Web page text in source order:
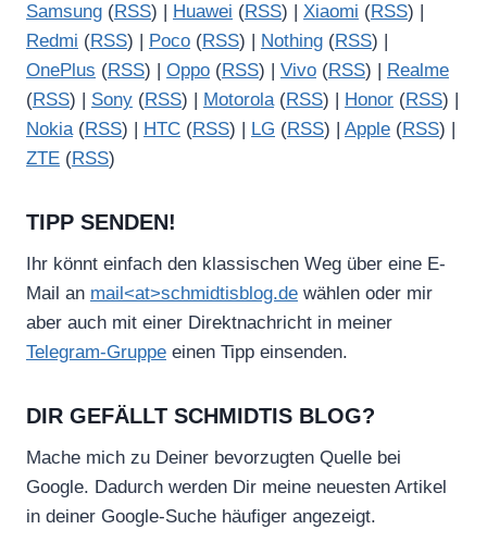
Samsung (RSS) | Huawei (RSS) | Xiaomi (RSS) |
Redmi (RSS) | Poco (RSS) | Nothing (RSS) |
OnePlus (RSS) | Oppo (RSS) | Vivo (RSS) |
Realme
(RSS) | Sony (RSS) | Motorola(RSS) | Honor (RSS) |
Nokia(RSS) | HTC (RSS) | LG (RSS) | Apple (RSS) |
ZTE (RSS)
TIPP SENDEN!
Ihr könnt einfach den klassischen Weg über eine E-
Mail an mail<at>schmidtisblog.de wählen oder mir
aber auch mit einer Direktnachricht in meiner
Telegram-Gruppe einen Tipp einsenden.
DIR GEFÄLLT SCHMIDTIS BLOG?
Mache mich zu Deiner bevorzugten Quelle bei
Google. Dadurch werden Dir meine neuesten Artikel
in deiner Google-Suche häufiger angezeigt.